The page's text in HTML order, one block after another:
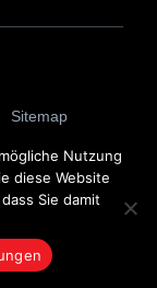
Sitemap
Nutzung
diese Website
Sie damit